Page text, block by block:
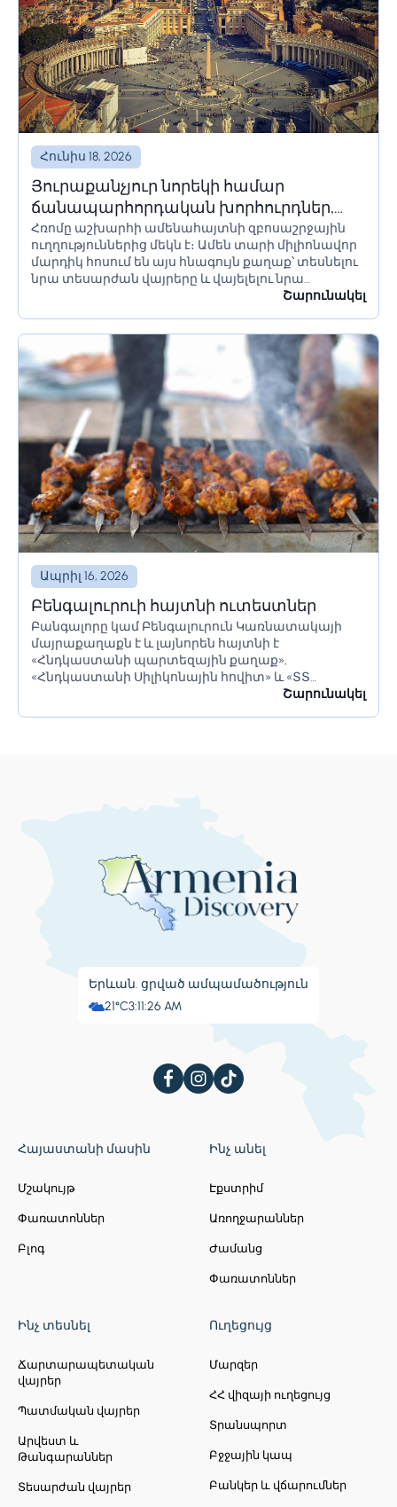
Հունիս 18, 2026
Յուրաքանչյուր նորեկի համար
ճանապարհորդական խորհուրդներ,
որոնք պետք է իմանա Հռոմ գնալուց
առաջ
Հռոմը աշխարհի ամենահայտնի զբոսաշրջային
ուղղություններից մեկն է։ Ամեն տարի միլիոնավոր
մարդիկ հոսում են այս հնագույն քաղաք՝ տեսնելու
նրա տեսարժան վայրերը և վայելելու նրա
մշակույթը։ Եթե մոտ ժամանակներս պլանավորում
Շարունակել
Ապրիլ 16, 2026
Բենգալուրուի հայտնի ուտեստներ
Բանգալորը կամ Բենգալուրուն Կառնատակայի
մայրաքաղաքն է և լայնորեն հայտնի է
«Հնդկաստանի պարտեզային քաղաք»,
«Հնդկաստանի Սիլիկոնային հովիտ» և «ՏՏ
կենտրոն» անուններով։ Այն ունի հսկայականՇարունակել
Երևան. ցրված ամպամածություն
21°C3:11:26 AM
Հայաստանի մասին
Մշակույթ
Փառատոններ
Բլոգ
Ինչ անել
Էքստրիմ
Առողջարաններ
Ժամանց
Փառատոններ
Ինչ տեսնել
Ճարտարապետական
վայրեր
Պատմական վայրեր
Արվեստ և
Թանգարաններ
Տեսարժան վայրեր
Ուղեցույց
Մարզեր
ՀՀ վիզայի ուղեցույց
Տրանսպորտ
Բջջային կապ
Բանկեր և վճարումներ